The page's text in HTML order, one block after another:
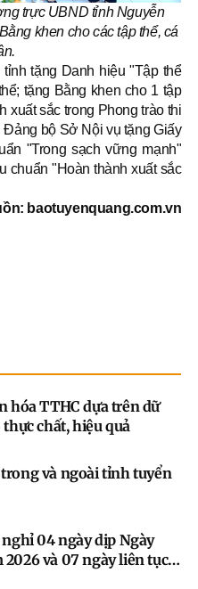
trực UBND tỉnh Nguyễn
khen cho các tập thể, cá
tặng Danh hiệu "Tập thể
tặng Bằng khen cho 1 tập
xuất sắc trong Phong trào thi
bộ Sở Nội vụ tặng Giấy
"Trong sạch vững mạnh"
chuẩn "Hoàn thành xuất sắc
baotuyenquang.com.vn
hóa TTHC dựa trên dữ
chất, hiệu quả
và ngoài tỉnh tuyển
04 ngày dịp Ngày
2026 và 07 ngày liên tục